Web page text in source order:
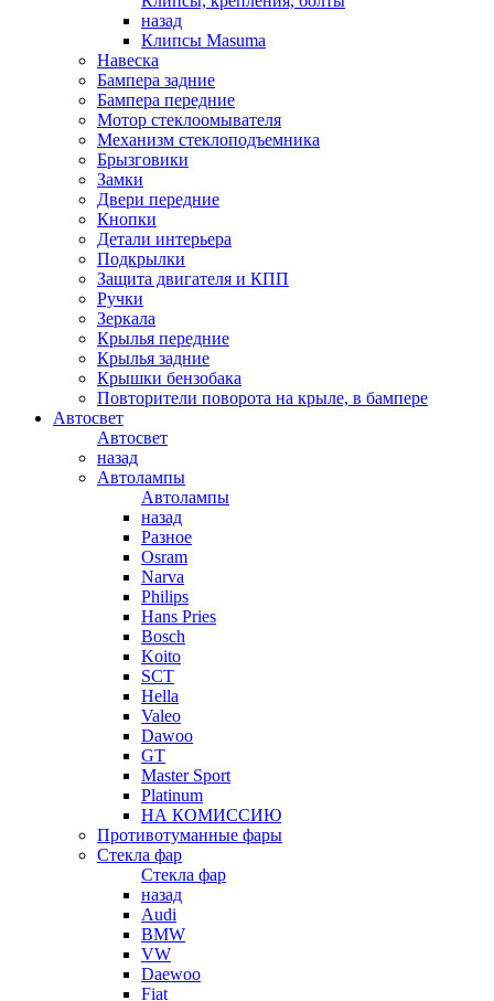
назад
Клипсы Masuma
Навеска
Бампера задние
Бампера передние
Мотор стеклоомывателя
Механизм стеклоподъемника
Брызговики
Замки
Двери передние
Кнопки
Детали интерьера
Подкрылки
Защита двигателя и КПП
Ручки
Зеркала
Крылья передние
Крылья задние
Крышки бензобака
Повторители поворота на крыле, в бампере
Автосвет
Автосвет
назад
Автолампы
Автолампы
назад
Разное
Osram
Narva
Philips
Hans Pries
Bosch
Koito
SCT
Hella
Valeo
Dawoo
GT
Master Sport
Platinum
НА КОМИССИЮ
Противотуманные фары
Стекла фар
Стекла фар
назад
Audi
BMW
VW
Daewoo
Fiat